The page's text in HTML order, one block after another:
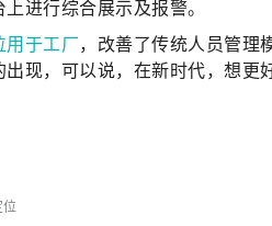
进行综合展示及报警。
用于工厂，改善了传统人员管理
出现，可以说，在新时代，想更
位